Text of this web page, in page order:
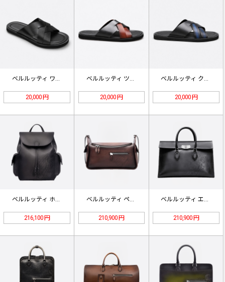
ベルルッティ ワイドクロス スライド…
20,000 円
ベルルッティ ツートーン クロス ス…
20,000 円
ベルルッティ クロス スライドサンダ…
20,000 円
ベルルッティ ホライゾン スクリット…
216,100 円
ベルルッティ ペリプル バレルバッグ…
210,900 円 210,900 円